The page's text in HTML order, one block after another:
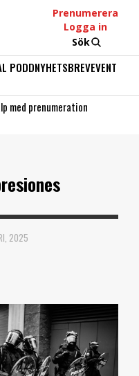
Prenumerera
Logga in
Sök
PODDNYHETSBREVEVENT
med prenumeration
2025